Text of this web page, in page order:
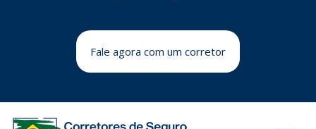
Fale agora com um corretor